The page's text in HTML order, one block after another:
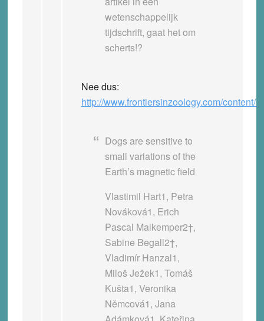
wetenschappelijk
tijdschrift, gaat het om
scherts!?
Nee dus:
http://www.frontiersinzoology.com/content/
Dogs are sensitive to
small variations of the
Earth’s magnetic field
Vlastimil Hart1, Petra
Nováková1, Erich
Pascal Malkemper2†,
Sabine Begall2†,
Vladimír Hanzal1,
Miloš Ježek1, Tomáš
Kušta1, Veronika
Němcová1, Jana